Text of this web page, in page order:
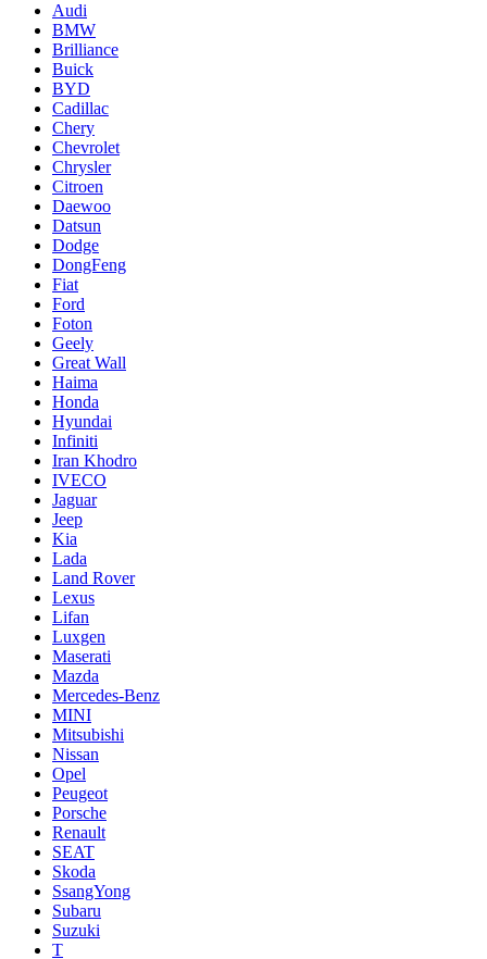
Audi
BMW
Brilliance
Buick
BYD
Cadillac
Chery
Chevrolet
Chrysler
Citroen
Daewoo
Datsun
Dodge
DongFeng
Fiat
Ford
Foton
Geely
Great Wall
Haima
Honda
Hyundai
Infiniti
Iran Khodro
IVECO
Jaguar
Jeep
Kia
Lada
Land Rover
Lexus
Lifan
Luxgen
Maserati
Mazda
Mercedes-Benz
MINI
Mitsubishi
Nissan
Opel
Peugeot
Porsche
Renault
SEAT
Skoda
SsangYong
Subaru
Suzuki
T